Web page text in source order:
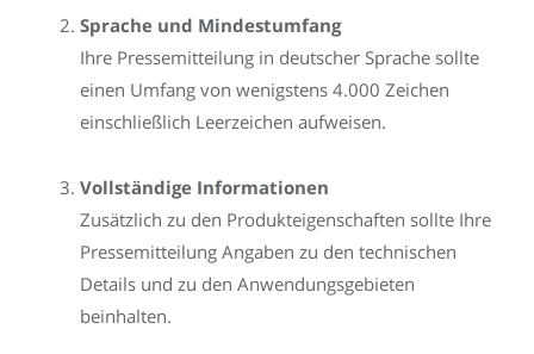
Sprache und Mindestumfang
Ihre Pressemitteilung in deutscher Sprache sollte
einen Umfang von wenigstens 4.000 Zeichen
einschließlich Leerzeichen aufweisen.
Vollständige Informationen
Zusätzlich zu den Produkteigenschaften sollte Ihre
Pressemitteilung Angaben zu den technischen
Details und zu den Anwendungsgebieten
beinhalten.